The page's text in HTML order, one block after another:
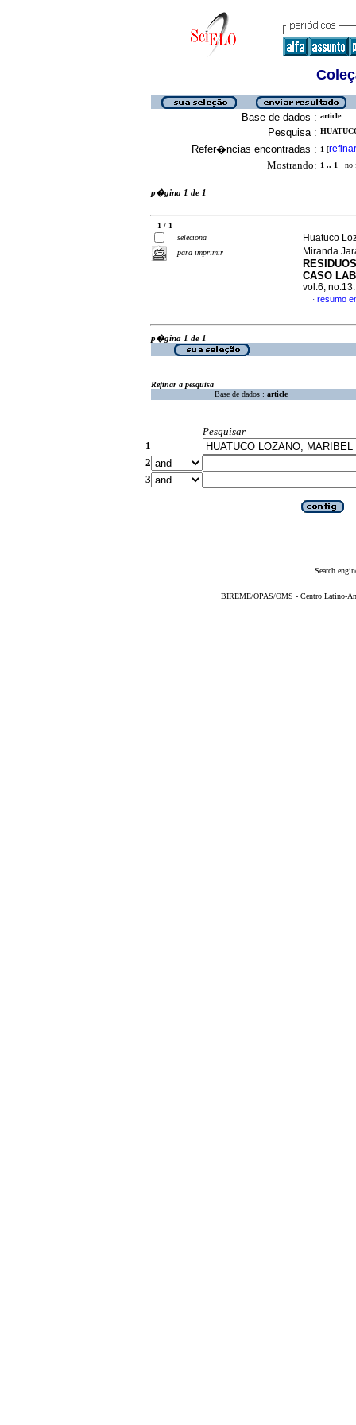
Base de dados : article
Pesquisa :
Refer�ncias encontradas : 1 [refinar
Mostrando: 1 .. 1 no
p�gina 1 de 1
1 / 1
seleciona
para imprimir
Huatuco
Miranda
CASO
vol.6,
· resumo
p�gina 1 de 1
Refinar a pesquisa
Base de dados : article
Pesquisar
1
2
3
Search
BIREME/OPAS/OMS - Centro Latino-